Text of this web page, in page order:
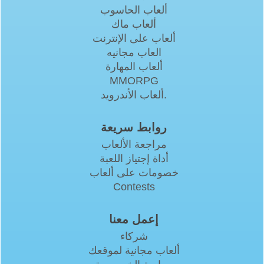
ألعاب الحاسوب
ألعاب ماك
ألعاب على الإنترنت
العاب مجانيه
ألعاب المهارة
MMORPG
ألعاب الأندرويد.
روابط سريعة
مراجعة الألعاب
أداة إجتياز اللعبة
خصومات على ألعاب
Contests
إعمل معنا
شركاء
ألعاب مجانية لموقعك